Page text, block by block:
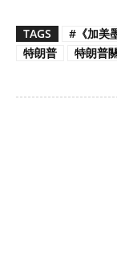
TAGS #《加美
特朗普
特朗普